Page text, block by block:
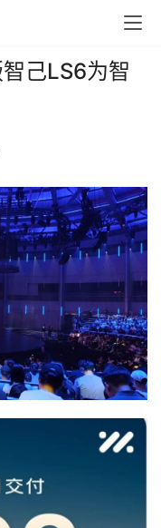
己LS6为智